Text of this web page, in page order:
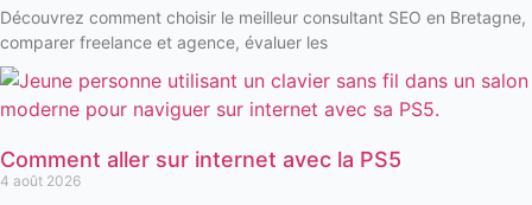
Découvrez comment choisir le meilleur consultant SEO en Bretagne,
comparer freelance et agence, évaluer les
Comment aller sur internet avec la PS5
4 août 2026